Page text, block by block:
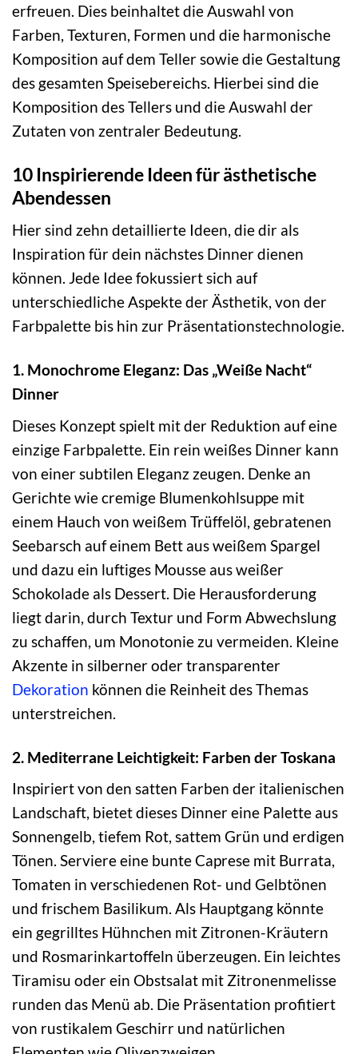
erfreuen. Dies beinhaltet die Auswahl von
Farben, Texturen, Formen und die harmonische
Komposition auf dem Teller sowie die Gestaltung
des gesamten Speisebereichs. Hierbei sind die
Komposition des Tellers und die Auswahl der
Zutaten von zentraler Bedeutung.
10 Inspirierende Ideen für ästhetische
Abendessen
Hier sind zehn detaillierte Ideen, die dir als
Inspiration für dein nächstes Dinner dienen
können. Jede Idee fokussiert sich auf
unterschiedliche Aspekte der Ästhetik, von der
Farbpalette bis hin zur Präsentationstechnologie.
1. Monochrome Eleganz: Das „Weiße Nacht“
Dinner
Dieses Konzept spielt mit der Reduktion auf eine
einzige Farbpalette. Ein rein weißes Dinner kann
von einer subtilen Eleganz zeugen. Denke an
Gerichte wie cremige Blumenkohlsuppe mit
einem Hauch von weißem Trüffelöl, gebratenen
Seebarsch auf einem Bett aus weißem Spargel
und dazu ein luftiges Mousse aus weißer
Schokolade als Dessert. Die Herausforderung
liegt darin, durch Textur und Form Abwechslung
zu schaffen, um Monotonie zu vermeiden. Kleine
Akzente in silberner oder transparenter
Dekoration können die Reinheit des Themas
unterstreichen.
2. Mediterrane Leichtigkeit: Farben der Toskana
Inspiriert von den satten Farben der italienischen
Landschaft, bietet dieses Dinner eine Palette aus
Sonnengelb, tiefem Rot, sattem Grün und erdigen
Tönen. Serviere eine bunte Caprese mit Burrata,
Tomaten in verschiedenen Rot- und Gelbtönen
und frischem Basilikum. Als Hauptgang könnte
ein gegrilltes Hühnchen mit Zitronen-Kräutern
und Rosmarinkartoffeln überzeugen. Ein leichtes
Tiramisu oder ein Obstsalat mit Zitronenmelisse
runden das Menü ab. Die Präsentation profitiert
von rustikalem Geschirr und natürlichen